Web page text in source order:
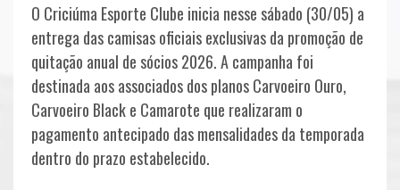
CONSULADOS
ELENCO
PROFISSIONAL
O Criciúma Esporte Clube inicia nesse sábado (30/05) a
entrega das camisas oficiais exclusivas da promoção de
quitação anual de sócios 2026. A campanha foi
destinada aos associados dos planos Carvoeiro Ouro,
Carvoeiro Black e Camarote que realizaram o
pagamento antecipado das mensalidades da temporada
dentro do prazo estabelecido.